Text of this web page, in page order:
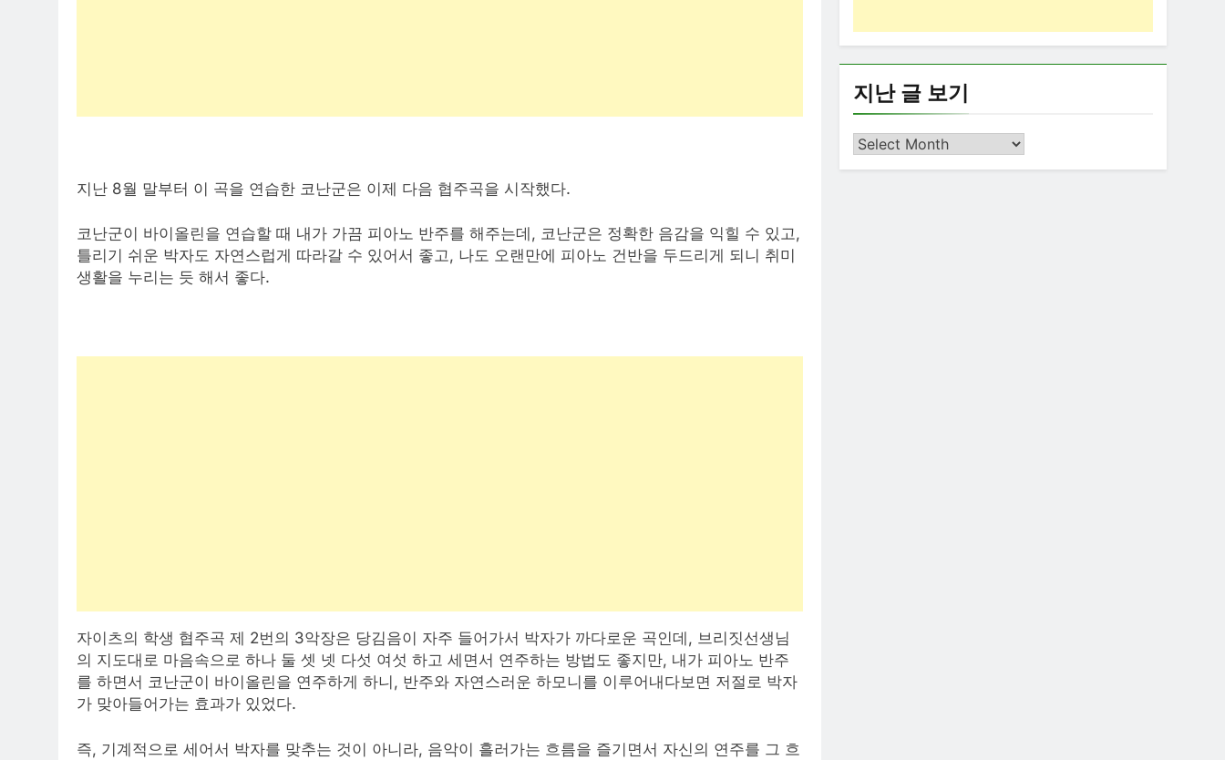
지난 8월 말부터 이 곡을 연습한 코난군은 이제 다음 협주곡을 시작했다.
코난군이 바이올린을 연습할 때 내가 가끔 피아노 반주를 해주는데, 코난군은 정확한 음감을 익힐 수 있고,
틀리기 쉬운 박자도 자연스럽게 따라갈 수 있어서 좋고, 나도 오랜만에 피아노 건반을 두드리게 되니 취미
생활을 누리는 듯 해서 좋다.
자이츠의 학생 협주곡 제 2번의 3악장은 당김음이 자주 들어가서 박자가 까다로운 곡인데, 브리짓선생님
의 지도대로 마음속으로 하나 둘 셋 넷 다섯 여섯 하고 세면서 연주하는 방법도 좋지만, 내가 피아노 반주
를 하면서 코난군이 바이올린을 연주하게 하니, 반주와 자연스러운 하모니를 이루어내다보면 저절로 박자
가 맞아들어가는 효과가 있었다.
즉, 기계적으로 세어서 박자를 맞추는 것이 아니라, 음악이 흘러가는 흐름을 즐기면서 자신의 연주를 그 흐
지난 글 보기
지